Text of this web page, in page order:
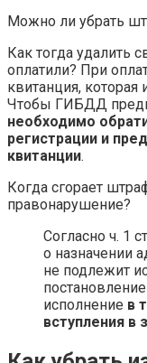
Можно ли убрать
Как тогда удалить
оплатили? При
квитанция,
Чтобы ГИБДД
необходимо
регистрации и
квитанции.
Когда сгорает
правонарушение?
Согласно ч. 1
о назначении
не подлежит
исполнение в
вступления в